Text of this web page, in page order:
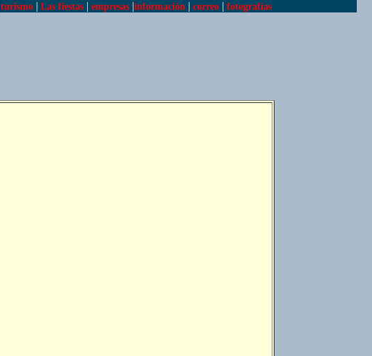
turismo | Las fiestas | empresas |información | correo | fotografías